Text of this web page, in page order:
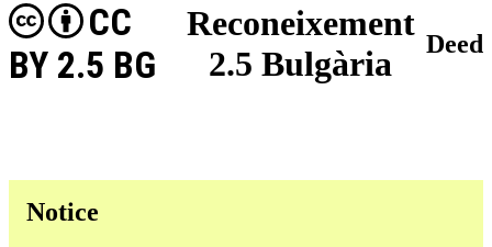
Reconeixement
2.5 Bulgària
CC
BY 2.5 BG
Deed
Notice